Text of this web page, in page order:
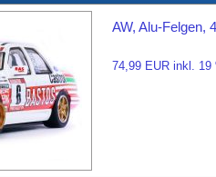
AW, Alu-Felgen,
74,99 EUR inkl.